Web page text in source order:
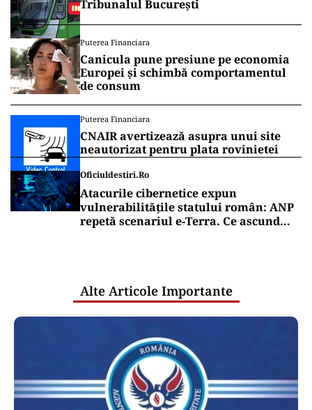
Tribunalul București
Puterea Financiara
Canicula pune presiune pe economia
Europei și schimbă comportamentul
de consum
Puterea Financiara
CNAIR avertizează asupra unui site
neautorizat pentru plata rovinietei
Oficiuldestiri.ro
Atacurile cibernetice expun
vulnerabilitățile statului român: ANP
repetă scenariul e‑Terra. Ce ascund
Alte Articole Importante